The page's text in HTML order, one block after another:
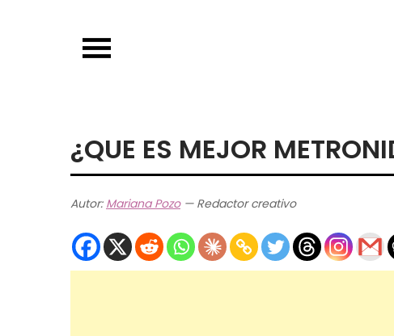
¿QUE ES MEJOR
Autor: Mariana Pozo— Redactor creativo